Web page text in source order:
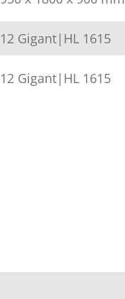
12 Gigant|HL 1615
12 Gigant|HL 1615